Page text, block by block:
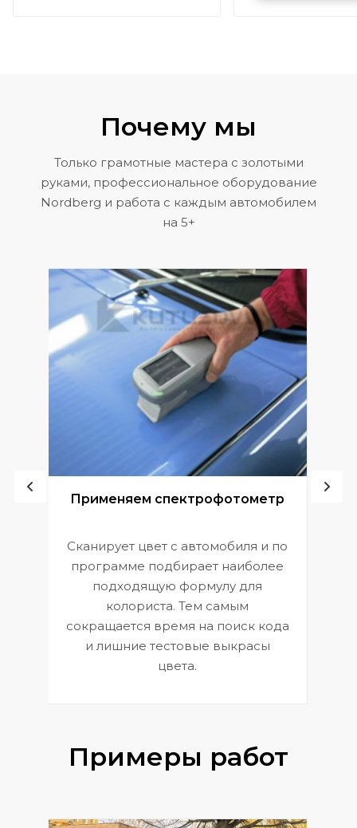
Почему мы
Только грамотные мастера с золотыми
руками, профессиональное оборудование
Nordberg и работа с каждым автомобилем
на 5+
Применяем спектрофотометр
Сканирует цвет с автомобиля и по
программе подбирает наиболее
подходящую формулу для
колориста. Тем самым
сокращается время на поиск кода
и лишние тестовые выкрасы
цвета.
Примеры работ